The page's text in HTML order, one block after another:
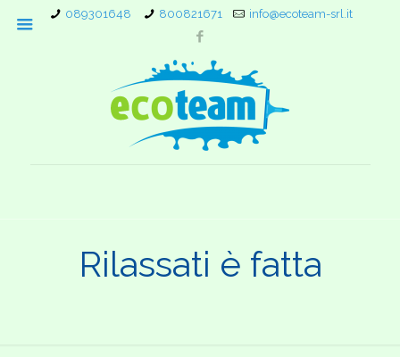
089301648 800821671 info@ecoteam-srl.it
Rilassati è fatta